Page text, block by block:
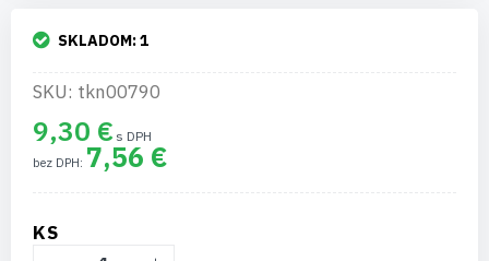
SKLADOM:1
SKU: tkn00790
9,30 €
7,56 €
KS